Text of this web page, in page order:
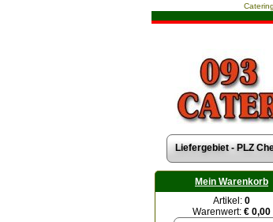
Liefergebiet - PLZ
Mein Warenkorb
Artikel: 0
Warenwert: € 0,00